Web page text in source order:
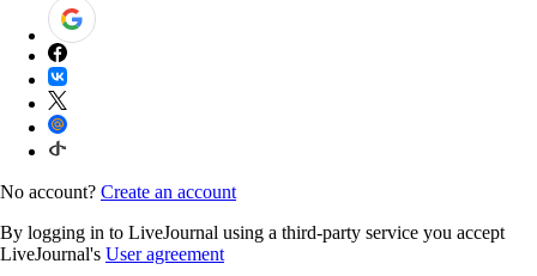
No account? Create an account
By logging in to LiveJournal using a third-party service you accept
LiveJournal's User agreement